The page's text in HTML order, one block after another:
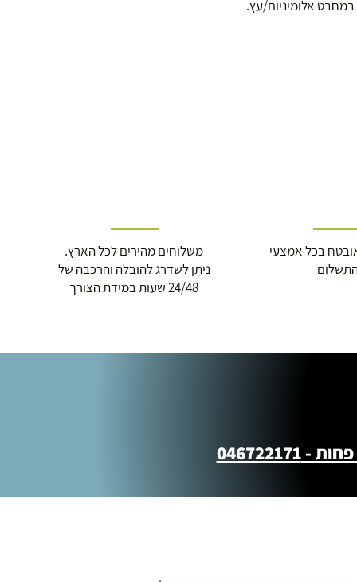
אלומיניום/עץ.
משלוחים מהירים לכל הארץ.
ניתן לשדרג להובלה והרכבה של
24/48 שעות במידת הצורך
בכל אמצעי